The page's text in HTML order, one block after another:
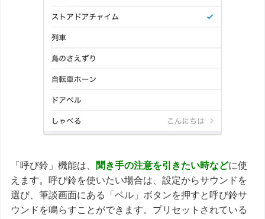
「呼び鈴」機能は、 聞き手の注意を引きたい時などに使
えます。呼び鈴を使いたい場合は、設定からサウンドを
選び、筆談画面にある「ベル」ボタンを押すと呼び鈴サ
ウンドを鳴らすことができます。プリセットされている